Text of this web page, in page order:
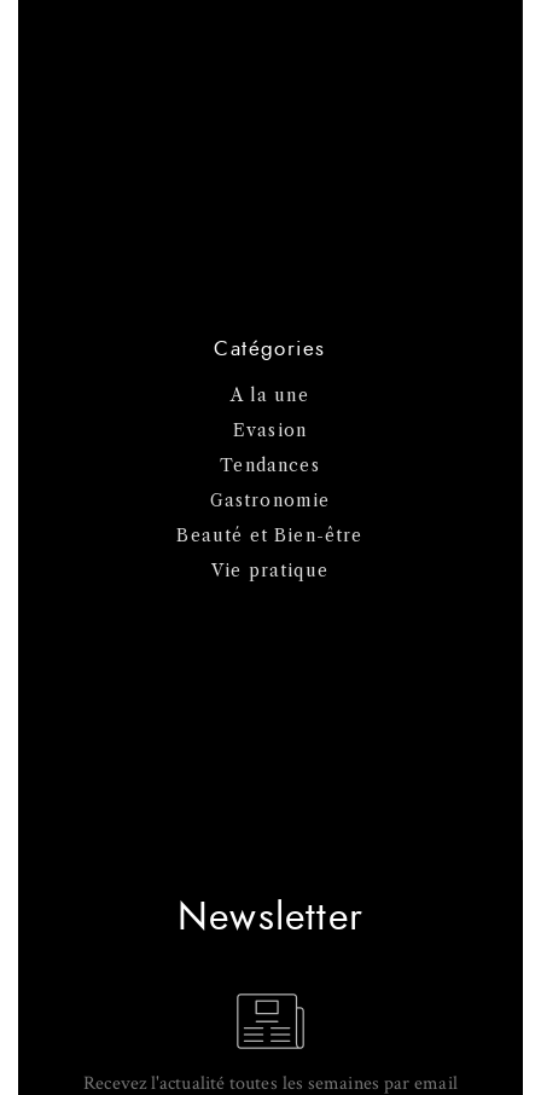
Catégories
A la une
Evasion
Tendances
Gastronomie
Beauté et Bien-être
Vie pratique
Newsletter
Recevez l'actualité toutes les semaines par email